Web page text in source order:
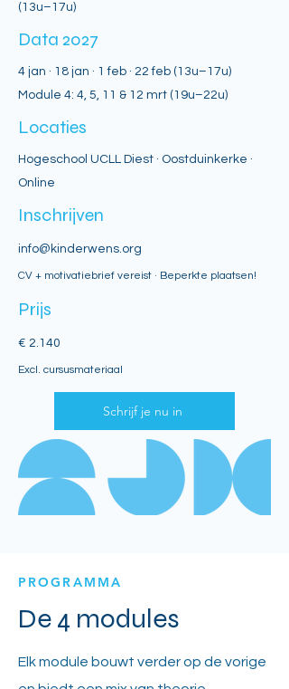
(13u–17u)
Data 2027
4 jan · 18 jan · 1 feb · 22 feb (13u–17u)
Module 4: 4, 5, 11 & 12 mrt (19u–22u)
Locaties
Hogeschool UCLL Diest · Oostduinkerke ·
Online
Inschrijven
info@kinderwens.org
CV + motivatiebrief vereist · Beperkte plaatsen!
Prijs
€ 2.140
Excl. cursusmateriaal
Schrijf je nu in
PROGRAMMA
De 4 modules
Elk module bouwt verder op de vorige